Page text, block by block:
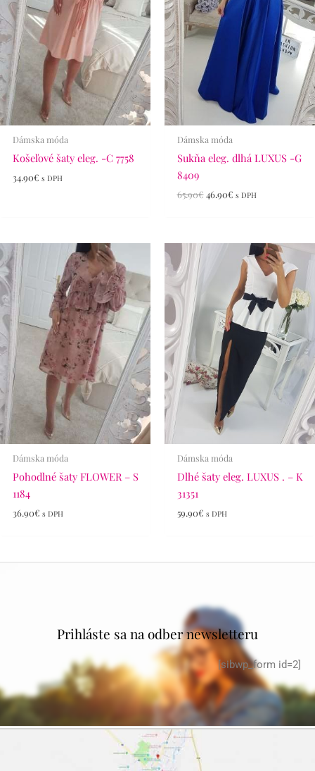
Dámska móda
Košeľové šaty eleg. -C 7758
34.90€ s DPH
Dámska móda
Sukňa eleg. dlhá LUXUS -G
8409
65.90€ 46.90€ s DPH
Dámska móda
Pohodlné šaty FLOWER – S
1184
36.90€ s DPH
Dámska móda
Dlhé šaty eleg. LUXUS . – K
31351
59.90€ s DPH
Prihláste sa na odber newsletteru
[sibwp_form id=2]